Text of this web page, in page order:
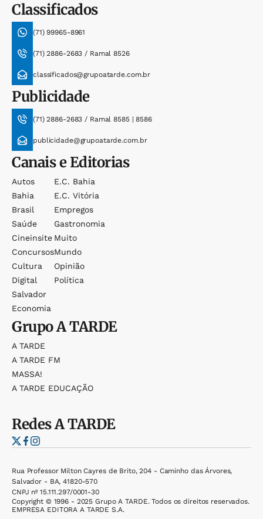
Classificados
(71) 99965-8961
(71) 2886-2683 / Ramal 8526
classificados@grupoatarde.com.br
Publicidade
(71) 2886-2683 / Ramal 8585 | 8586
publicidade@grupoatarde.com.br
Canais e Editorias
Autos
Bahia
Brasil
Saúde
Cineinsite
Concursos
Cultura
Digital
Salvador
Economia
E.c. Bahia
E.c. Vitória
Empregos
Gastronomia
Muito
Mundo
Opinião
Política
GrupoA TARDE
A TARDE
A TARDE FM
MASSA!
A TARDE EDUCAÇÃO
RedesA TARDE
Rua Professor Milton Cayres de Brito, 204 - Caminho das Árvores,
Salvador - BA, 41820-570
CNPJ nº 15.111.297/0001-30
Copyright © 1996 - 2025 Grupo A TARDE. Todos os direitos reservados.
EMPRESA EDITORA A TARDE S.A.